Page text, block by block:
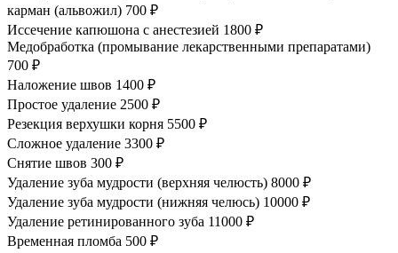
карман (альвожил) 700 ₽
Иссечение капюшона с анестезией 1800 ₽
Медобработка (промывание лекарственными препаратами)
700 ₽
Наложение швов 1400 ₽
Простое удаление 2500 ₽
Резекция верхушки корня 5500 ₽
Сложное удаление 3300 ₽
Снятие швов 300 ₽
Удаление зуба мудрости (верхняя челюсть) 8000 ₽
Удаление зуба мудрости (нижняя челюсь) 10000 ₽
Удаление ретинированного зуба 11000 ₽
Временная пломба 500 ₽